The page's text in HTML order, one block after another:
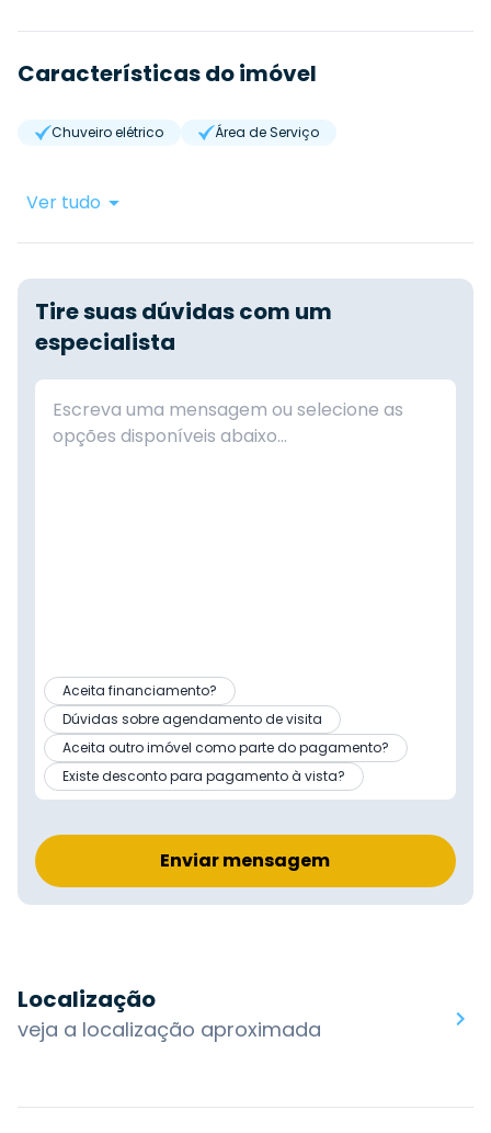
Características do imóvel
Chuveiro elétrico Área de Serviço
Ver tudo
Tire suas dúvidas com um
especialista
Aceita financiamento?
Dúvidas sobre agendamento de visita
Aceita outro imóvel como parte do pagamento?
Existe desconto para pagamento à vista?
Enviar mensagem
Localização
veja a localização aproximada